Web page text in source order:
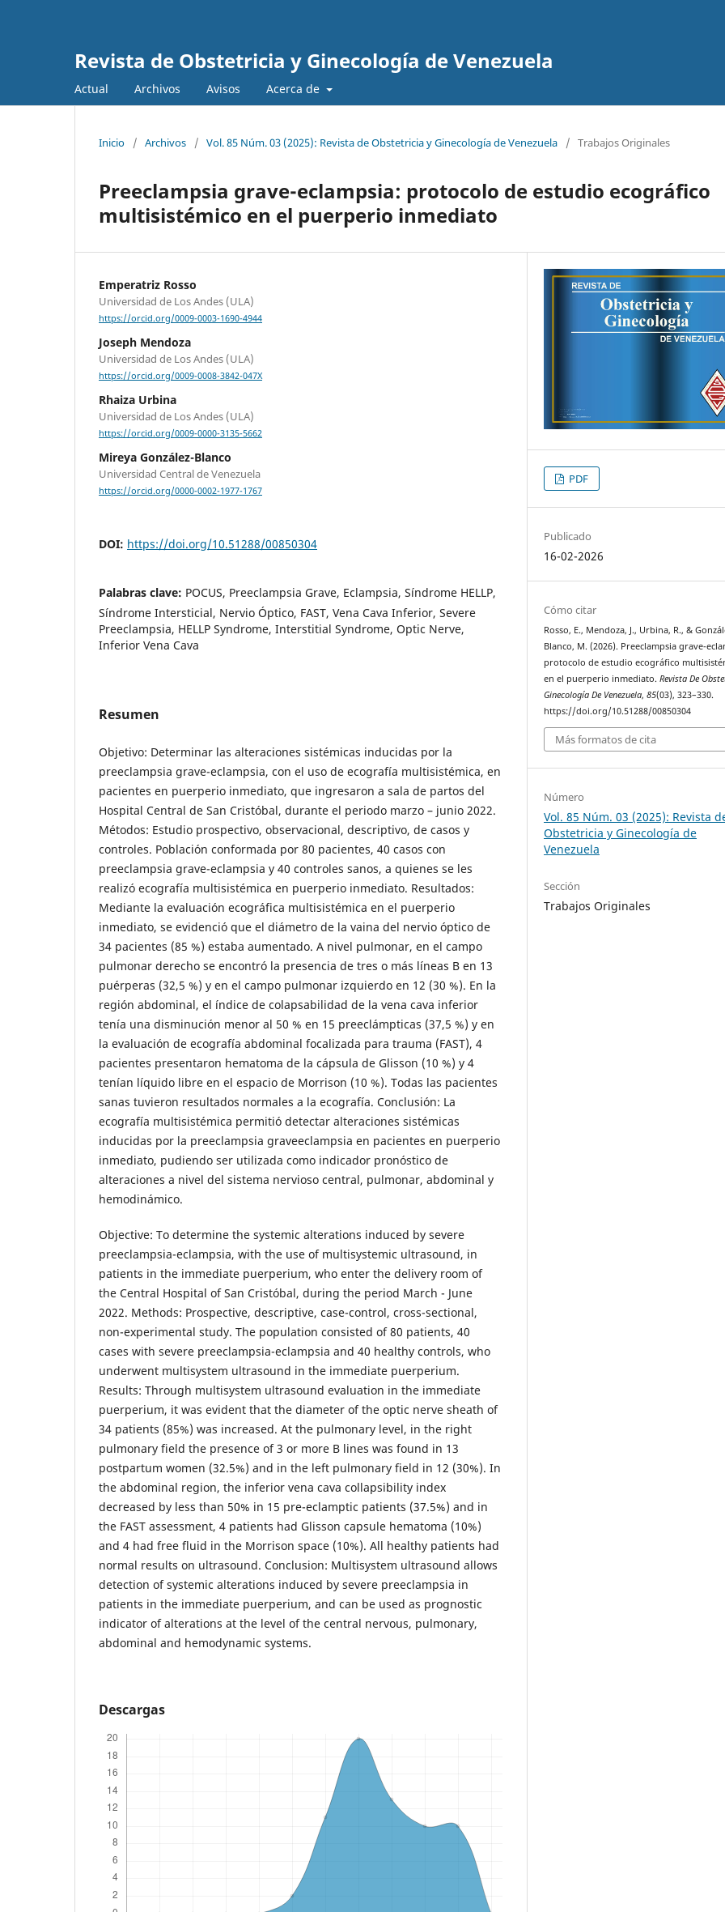
Revista de Obstetricia y Ginecología de Venezuela
Actual Archivos Avisos Acerca de
Inicio / Archivos / Vol. 85 Núm. 03 (2025): Revista de Obstetricia y Ginecología de Venezuela / Trabajos Originales
Preeclampsia grave-eclampsia: protocolo de estudio ecográfico
multisistémico en el puerperio inmediato
Emperatriz Rosso
Universidad de Los Andes (ULA)
https://orcid.org/0009-0003-1690-4944
Joseph Mendoza
Universidad de Los Andes (ULA)
https://orcid.org/0009-0008-3842-047X
Rhaiza Urbina
Universidad de Los Andes (ULA)
https://orcid.org/0009-0000-3135-5662
Mireya González-Blanco
Universidad Central de Venezuela
https://orcid.org/0000-0002-1977-1767
DOI: https://doi.org/10.51288/00850304
Palabras clave: POCUS, Preeclampsia Grave, Eclampsia, Síndrome HELLP,
Síndrome Intersticial, Nervio Óptico, FAST, Vena Cava Inferior, Severe
Preeclampsia, HELLP Syndrome, Interstitial Syndrome, Optic Nerve,
Inferior Vena Cava
Resumen
Objetivo: Determinar las alteraciones sistémicas inducidas por la
preeclampsia grave-eclampsia, con el uso de ecografía multisistémica, en
pacientes en puerperio inmediato, que ingresaron a sala de partos del
Hospital Central de San Cristóbal, durante el periodo marzo – junio 2022.
Métodos: Estudio prospectivo, observacional, descriptivo, de casos y
controles. Población conformada por 80 pacientes, 40 casos con
preeclampsia grave-eclampsia y 40 controles sanos, a quienes se les
realizó ecografía multisistémica en puerperio inmediato. Resultados:
Mediante la evaluación ecográfica multisistémica en el puerperio
inmediato, se evidenció que el diámetro de la vaina del nervio óptico de
34 pacientes (85 %) estaba aumentado. A nivel pulmonar, en el campo
pulmonar derecho se encontró la presencia de tres o más líneas B en 13
puérperas (32,5 %) y en el campo pulmonar izquierdo en 12 (30 %). En la
región abdominal, el índice de colapsabilidad de la vena cava inferior
tenía una disminución menor al 50 % en 15 preeclámpticas (37,5 %) y en
la evaluación de ecografía abdominal focalizada para trauma (FAST), 4
pacientes presentaron hematoma de la cápsula de Glisson (10 %) y 4
tenían líquido libre en el espacio de Morrison (10 %). Todas las pacientes
sanas tuvieron resultados normales a la ecografía. Conclusión: La
ecografía multisistémica permitió detectar alteraciones sistémicas
inducidas por la preeclampsia graveeclampsia en pacientes en puerperio
inmediato, pudiendo ser utilizada como indicador pronóstico de
alteraciones a nivel del sistema nervioso central, pulmonar, abdominal y
hemodinámico.
Objective: To determine the systemic alterations induced by severe
preeclampsia-eclampsia, with the use of multisystemic ultrasound, in
patients in the immediate puerperium, who enter the delivery room of
the Central Hospital of San Cristóbal, during the period March - June
2022. Methods: Prospective, descriptive, case-control, cross-sectional,
non-experimental study. The population consisted of 80 patients, 40
cases with severe preeclampsia-eclampsia and 40 healthy controls, who
underwent multisystem ultrasound in the immediate puerperium.
Results: Through multisystem ultrasound evaluation in the immediate
puerperium, it was evident that the diameter of the optic nerve sheath of
34 patients (85%) was increased. At the pulmonary level, in the right
pulmonary field the presence of 3 or more B lines was found in 13
postpartum women (32.5%) and in the left pulmonary field in 12 (30%). In
the abdominal region, the inferior vena cava collapsibility index
decreased by less than 50% in 15 pre-eclamptic patients (37.5%) and in
the FAST assessment, 4 patients had Glisson capsule hematoma (10%)
and 4 had free fluid in the Morrison space (10%). All healthy patients had
normal results on ultrasound. Conclusion: Multisystem ultrasound allows
detection of systemic alterations induced by severe preeclampsia in
patients in the immediate puerperium, and can be used as prognostic
indicator of alterations at the level of the central nervous, pulmonary,
abdominal and hemodynamic systems.
Descargas
PDF
Publicado
16-02-2026
Cómo citar
Rosso, E., Mendoza, J., Urbina, R., &
Blanco, M. (2026). Preeclampsia grave-
protocolo de estudio ecográfico
en el puerperio inmediato.Revista De
Ginecología De Venezuela,85(03), 323–330.
https://doi.org/10.51288/00850304
Más formatos de cita
Número
Vol. 85 Núm. 03 (2025): Revista
Obstetricia y Ginecología de
Venezuela
Sección
Trabajos Originales